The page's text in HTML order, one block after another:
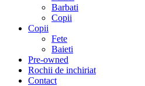
Barbati
Copii
Copii
Fete
Baieti
Pre-owned
Rochii de inchiriat
Contact